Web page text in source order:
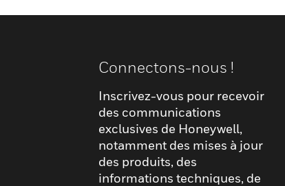
Connectons-nous !
Inscrivez-vous pour recevoir
des communications
exclusives de Honeywell,
notamment des mises à jour
des produits, des
informations techniques, de